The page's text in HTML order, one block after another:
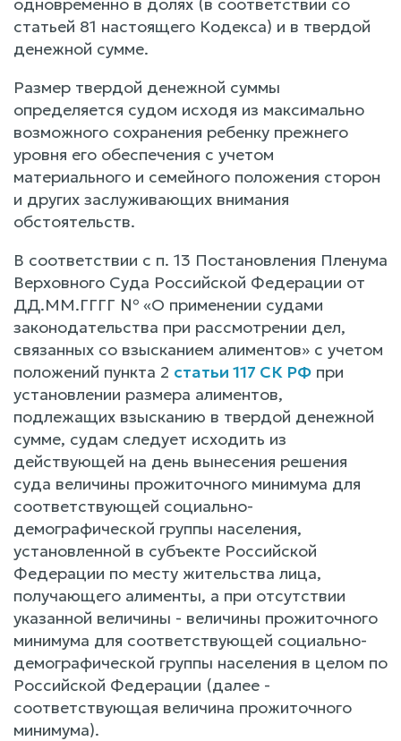
статьей 81 настоящего Кодекса) и в твердой
денежной сумме.
Размер твердой денежной суммы
определяется судом исходя из максимально
возможного сохранения ребенку прежнего
уровня его обеспечения с учетом
материального и семейного положения сторон
и других заслуживающих внимания
обстоятельств.
В соответствии с п. 13 Постановления Пленума
Верховного Суда Российской Федерации от
ДД.ММ.ГГГГ № «О применении судами
законодательства при рассмотрении дел,
связанных со взысканием алиментов» с учетом
положений пункта 2 статьи 117 СК РФ при
установлении размера алиментов,
подлежащих взысканию в твердой денежной
сумме, судам следует исходить из
действующей на день вынесения решения
суда величины прожиточного минимума для
соответствующей социально-
демографической группы населения,
установленной в субъекте Российской
Федерации по месту жительства лица,
получающего алименты, а при отсутствии
указанной величины - величины прожиточного
минимума для соответствующей социально-
демографической группы населения в целом по
Российской Федерации (далее -
соответствующая величина прожиточного
минимума).